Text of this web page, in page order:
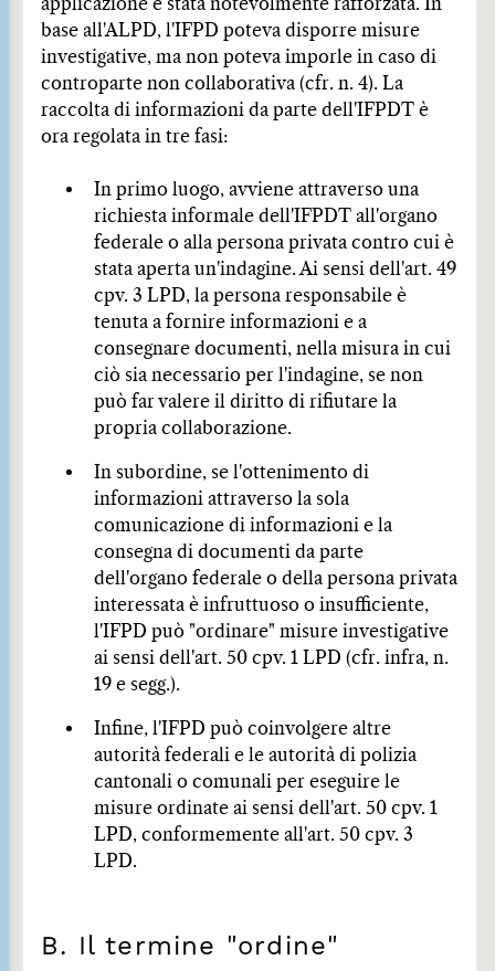
applicazione è stata notevolmente rafforzata. In
base all'ALPD, l'IFPD poteva disporre misure
investigative, ma non poteva imporle in caso di
controparte non collaborativa (cfr. n. 4). La
raccolta di informazioni da parte dell'IFPDT è
ora regolata in tre fasi:
In primo luogo, avviene attraverso una
richiesta informale dell'IFPDT all'organo
federale o alla persona privata contro cui è
stata aperta un'indagine. Ai sensi dell'art. 49
cpv. 3 LPD, la persona responsabile è
tenuta a fornire informazioni e a
consegnare documenti, nella misura in cui
ciò sia necessario per l'indagine, se non
può far valere il diritto di rifiutare la
propria collaborazione.
In subordine, se l'ottenimento di
informazioni attraverso la sola
comunicazione di informazioni e la
consegna di documenti da parte
dell'organo federale o della persona privata
interessata è infruttuoso o insufficiente,
l'IFPD può "ordinare" misure investigative
ai sensi dell'art. 50 cpv. 1 LPD (cfr. infra, n.
19 e segg.).
Infine, l'IFPD può coinvolgere altre
autorità federali e le autorità di polizia
cantonali o comunali per eseguire le
misure ordinate ai sensi dell'art. 50 cpv. 1
LPD, conformemente all'art. 50 cpv. 3
LPD.
B. Il termine "ordine"